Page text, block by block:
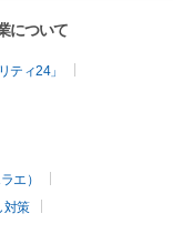
について
ティ24」
エ）
対策